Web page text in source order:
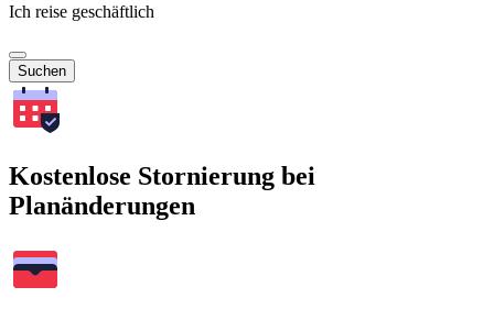
Ich reise geschäftlich
Suchen
Kostenlose Stornierung bei
Planänderungen